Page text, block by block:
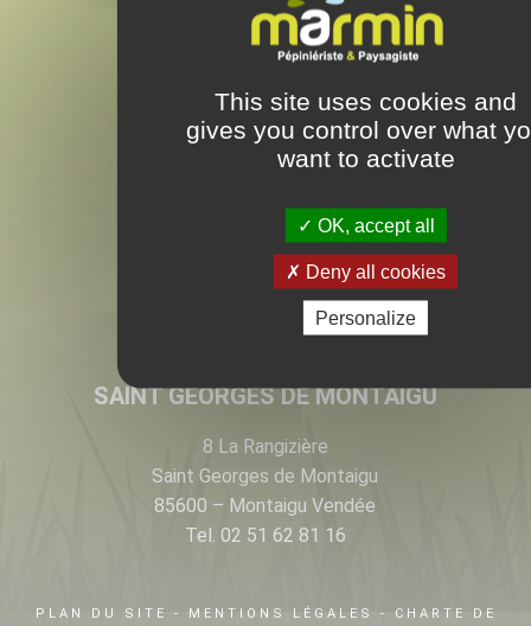
LES ESSARTS
28 rue Armand de Rougé
Les Essarts
85140 – Essarts en Bocage
Tel. 02 51 62 81 16
OLONNE SUR MER
Beauregard
Olonne sur Mer
85340 – Les Sables d’Olonne
SAINT GEORGES DE MONTAIGU
8 La Rangizière
Saint Georges de Montaigu
85600 – Montaigu Vendée
Tel. 02 51 62 81 16
PLAN DU SITE - MENTIONS LÉGALES - CHARTE DE
This site uses cookies and
gives you control over what
want to activate
OK, accept all
Deny all cookies
Personalize